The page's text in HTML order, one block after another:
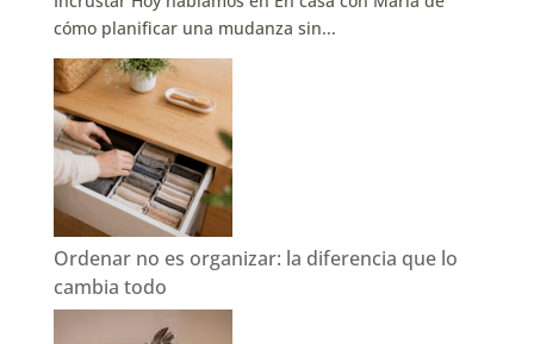
cómo planificar una mudanza sin...
Ordenar no es organizar: la diferencia que lo
cambia todo